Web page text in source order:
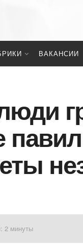
ВАКАНСИИ
2 минуты